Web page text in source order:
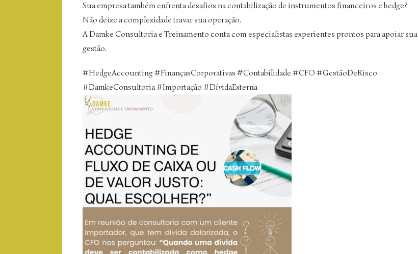
Sua empresa também enfrenta desafios na contabilização de instrumentos financeiros e hedge?
Não deixe a complexidade travar sua operação.
A Damke Consultoria e Treinamento conta com especialistas experientes prontos para apoiar sua
gestão.
#HedgeAccounting#FinançasCorporativas #Contabilidade #CFO #GestãoDeRisco
#DamkeConsultoria#Importação #DívidaExterna